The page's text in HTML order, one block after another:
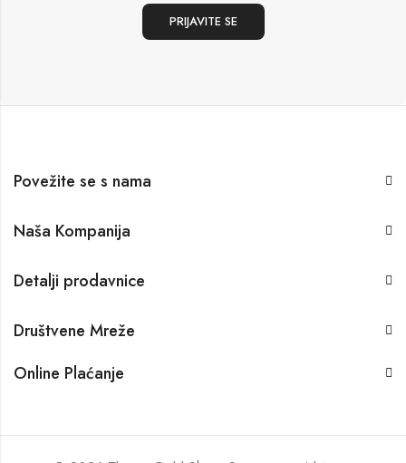
Povežite se s nama
Naša Kompanija
Detalji prodavnice
Društvene Mreže
Online Plaćanje